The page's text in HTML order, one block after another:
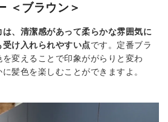
＜ブラウン＞
、清潔感があって柔らかな雰囲気に
け入れられやすい点です。定番ブラ
変えることで印象ががらりと変わ
髪色を楽しむことができますよ。